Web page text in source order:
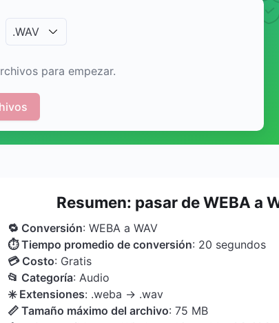
.WAV
para empezar.
Resumen: pasar de WEBA a
🔁 Conversión: WEBA a WAV
⏱ Tiempo promedio de conversión: 20 segundos
💳 Costo: Gratis
📂 Categoría: Audio
✳️ Extensiones: .weba → .wav
📏 Tamaño máximo del archivo: 75 MB